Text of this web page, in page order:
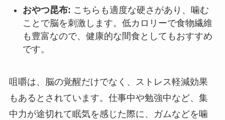
おやつ昆布: こちらも適度な硬さがあり、噛む
ことで脳を刺激します。低カロリーで食物繊維
も豊富なので、健康的な間食としてもおすすめ
です。
咀嚼は、脳の覚醒だけでなく、ストレス軽減効果
もあるとされています。仕事中や勉強中など、集
中力が途切れて眠気を感じた際に、ガムなどを噛